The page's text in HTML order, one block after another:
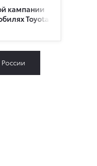
кампании
Toyota